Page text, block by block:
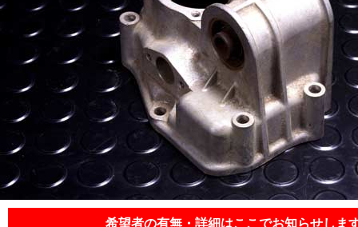
希望者の有無・詳細はここでお知らせしま